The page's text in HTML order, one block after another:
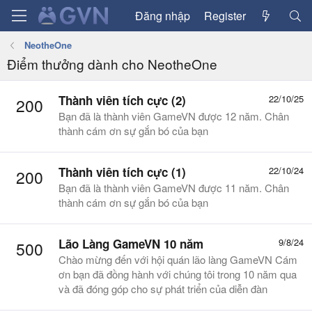
Đăng nhập Register
NeotheOne
Điểm thưởng dành cho NeotheOne
200 22/10/25
Thành viên tích cực (2)
Bạn đã là thành viên GameVN được 12 năm. Chân
thành cám ơn sự gắn bó của bạn
200 22/10/24
Thành viên tích cực (1)
Bạn đã là thành viên GameVN được 11 năm. Chân
thành cám ơn sự gắn bó của bạn
500 9/8/24
Lão Làng GameVN 10 năm
Chào mừng đến với hội quán lão làng GameVN Cám
ơn bạn đã đồng hành với chúng tôi trong 10 năm qua
và đã đóng góp cho sự phát triển của diễn đàn